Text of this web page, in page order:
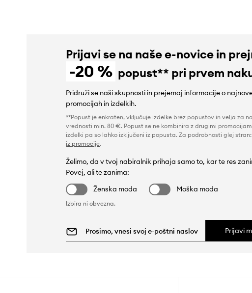
Prijavi se na naše e-novice in
-20 % popust** pri prvem
Pridruži se naši skupnosti in prejemaj informacije o
promocijah in izdelkih.
**Popust je enkraten, vključuje izdelke brez popustov in velja za
vrednosti min. 80 €. Popust se ne kombinira z drugimi
izdelki pa so lahko izključeni iz popusta. Za podrobnosti glej stran:
iz promocije.
Želimo, da v tvoj nabiralnik prihaja samo to, kar te res
Povej, ali te zanima:
Ženska moda
Moška moda
Izbira ni obvezna.
Prijavi